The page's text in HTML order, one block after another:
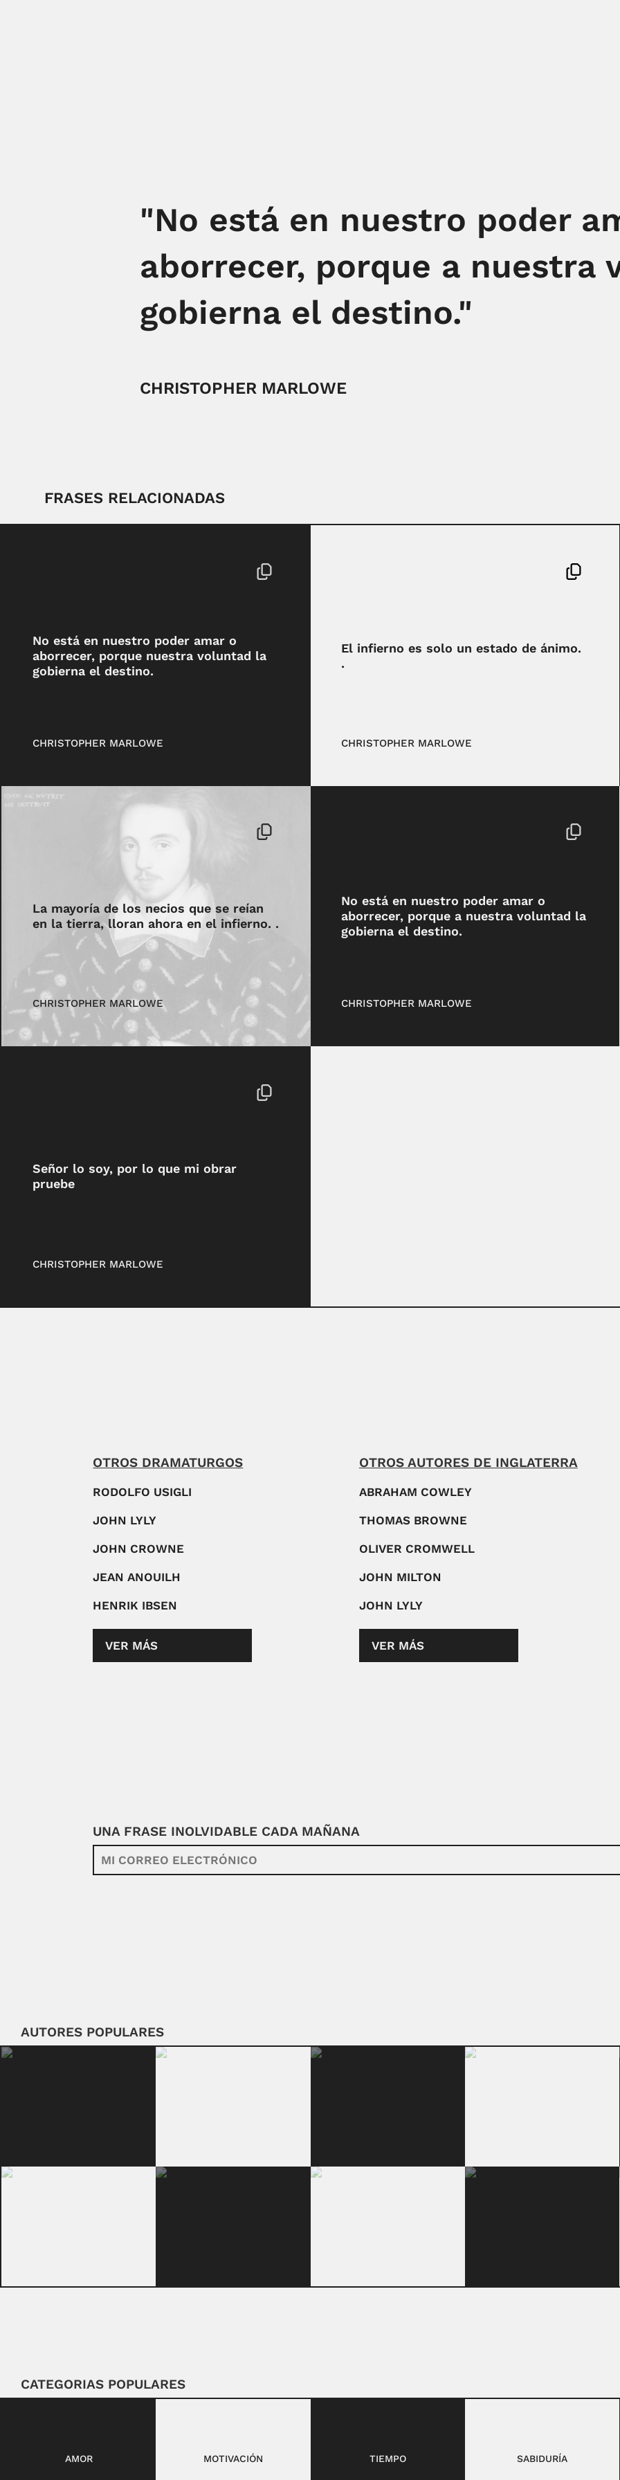
"No está en nuestro poder
aborrecer, porque a nuestra
gobierna el destino."
CHRISTOPHER MARLOWE
FRASES RELACIONADAS
No está en nuestro poder amar o
aborrecer, porque nuestra voluntad la
gobierna el destino.
CHRISTOPHER MARLOWE
El infierno es solo un estado de ánimo.
.
CHRISTOPHER MARLOWE
La mayoría de los necios que se reían
en la tierra, lloran ahora en el infierno. .
CHRISTOPHER MARLOWE
No está en nuestro poder amar o
aborrecer, porque a nuestra voluntad la
gobierna el destino.
CHRISTOPHER MARLOWE
Señor lo soy, por lo que mi obrar
pruebe
CHRISTOPHER MARLOWE
OTROS DRAMATURGOS
RODOLFO USIGLI
JOHN LYLY
JOHN CROWNE
JEAN ANOUILH
HENRIK IBSEN
VER MÁS
OTROS AUTORES DE INGLATERRA
ABRAHAM COWLEY
THOMAS BROWNE
OLIVER CROMWELL
JOHN MILTON
JOHN LYLY
VER MÁS
UNA FRASE INOLVIDABLE CADA MAÑANA
AUTORES POPULARES
CATEGORIAS POPULARES
AMOR MOTIVACIÓN TIEMPO SABIDURÍA